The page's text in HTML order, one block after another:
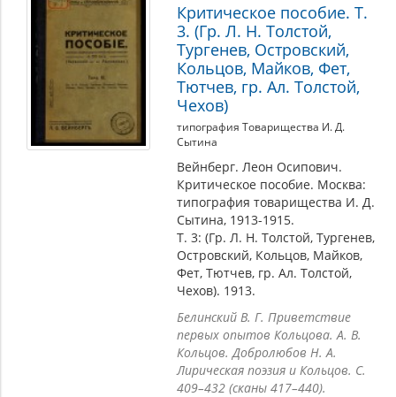
Критическое пособие. Т.
3. (Гр. Л. Н. Толстой,
Тургенев, Островский,
Кольцов, Майков, Фет,
Тютчев, гр. Ал. Толстой,
Чехов)
типография Товарищества И. Д.
Сытина
Вейнберг. Леон Осипович.
Критическое пособие. Москва:
типография товарищества И. Д.
Сытина, 1913-1915.
Т. 3: (Гр. Л. Н. Толстой, Тургенев,
Островский, Кольцов, Майков,
Фет, Тютчев, гр. Ал. Толстой,
Чехов). 1913.
Белинский В. Г. Приветствие
первых опытов Кольцова. А. В.
Кольцов. Добролюбов Н. А.
Лирическая поэзия и Кольцов. С.
409–432 (сканы 417–440).